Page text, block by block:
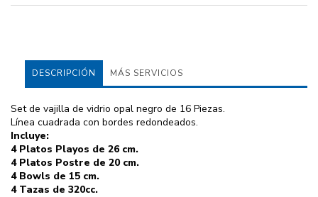
DESCRIPCIÓN MÁS SERVICIOS
Set de vajilla de vidrio opal negro de 16 Piezas.
Línea cuadrada con bordes redondeados.
Incluye:
4 Platos Playos de 26 cm.
4 Platos Postre de 20 cm.
4 Bowls de 15 cm.
4 Tazas de 320cc.